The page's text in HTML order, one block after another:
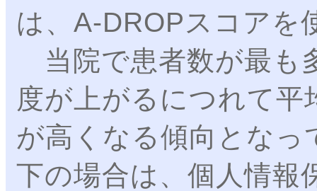
は、A-DROPスコアを
当院で患者数が最も
度が上がるにつれて平
が高くなる傾向とな
下の場合は、個人情報